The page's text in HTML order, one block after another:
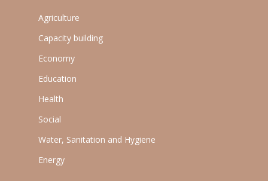
Agriculture
Capacity building
Economy
Education
Health
Social
Water, Sanitation and Hygiene
Energy